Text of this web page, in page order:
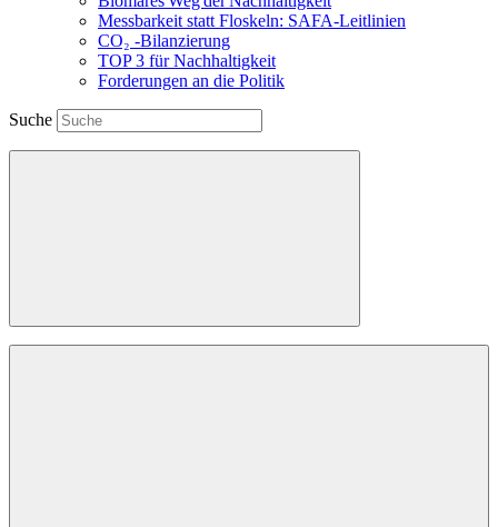
Messbarkeit statt Floskeln: SAFA-Leitlinien
CO₂ -Bilanzierung
TOP 3 für Nachhaltigkeit
Forderungen an die Politik
Suche